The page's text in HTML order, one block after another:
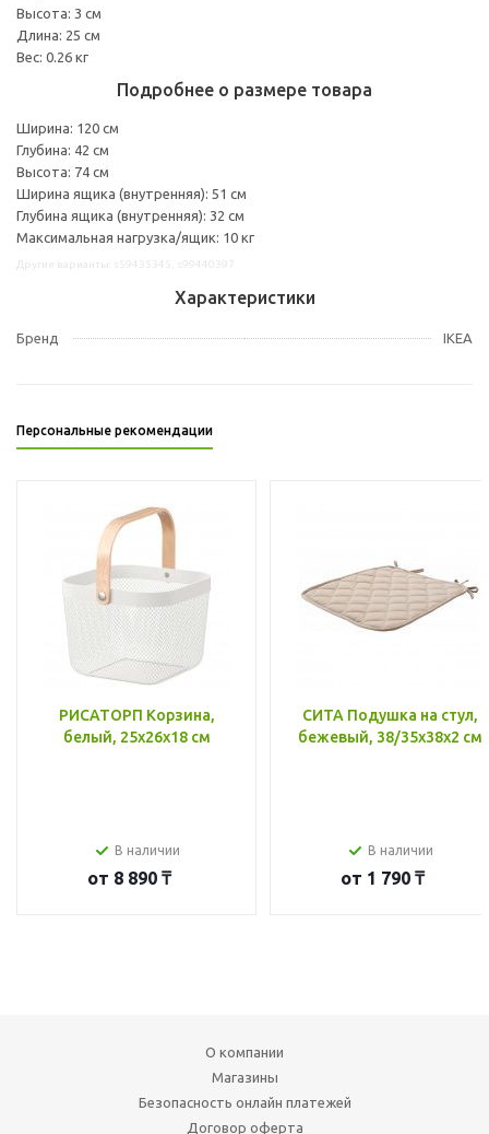
Высота: 3 см
Длина: 25 см
Вес: 0.26 кг
Подробнее о размере товара
Ширина: 120 см
Глубина: 42 см
Высота: 74 см
Ширина ящика (внутренняя): 51 см
Глубина ящика (внутренняя): 32 см
Максимальная нагрузка/ящик: 10 кг
Характеристики
Бренд IKEA
Персональные рекомендации
РИСАТОРП Корзина,
белый, 25x26x18 см
В наличии
от 8 890 ₸
СИТА Подушка на стул,
бежевый, 38/35x38x2 см
В наличии
от 1 790 ₸
О компании
Магазины
Безопасность онлайн платежей
Договор оферта